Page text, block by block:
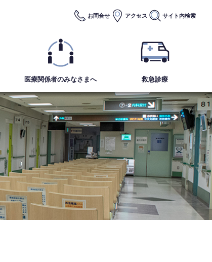
お問合せ アクセス サイト内検索
医療関係者のみなさまへ 救急診療